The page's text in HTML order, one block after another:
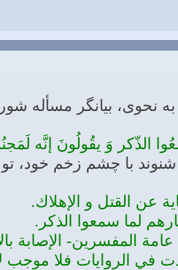
به نحوی، بیانگر
الذّکر وَ یقُولُونَ إنَّه
با چشم زخم خود، تو را
عن القتل و الإهلاك.
لما سمعوا الذكر.
المفسرين- الإصابة
في الروايات فلا موجب